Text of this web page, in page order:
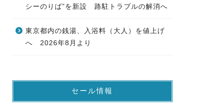
シーのりば”を新設 路駐トラブルの解消へ
東京都内の銭湯、入浴料（大人）を値上げ
へ 2026年8月より
セール情報